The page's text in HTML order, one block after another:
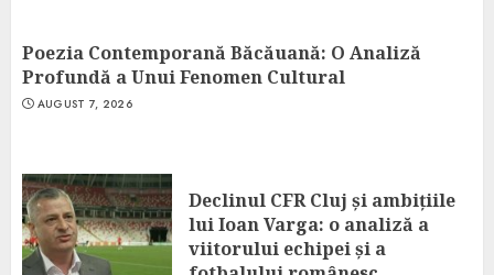
Poezia Contemporană Băcăuană: O Analiză
Profundă a Unui Fenomen Cultural
AUGUST 7, 2026
Declinul CFR Cluj și ambițiile
lui Ioan Varga: o analiză a
viitorului echipei și a